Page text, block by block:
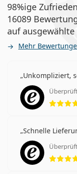
98%ige
16089
auf
Mehr
Unkompliziert,
Schnelle